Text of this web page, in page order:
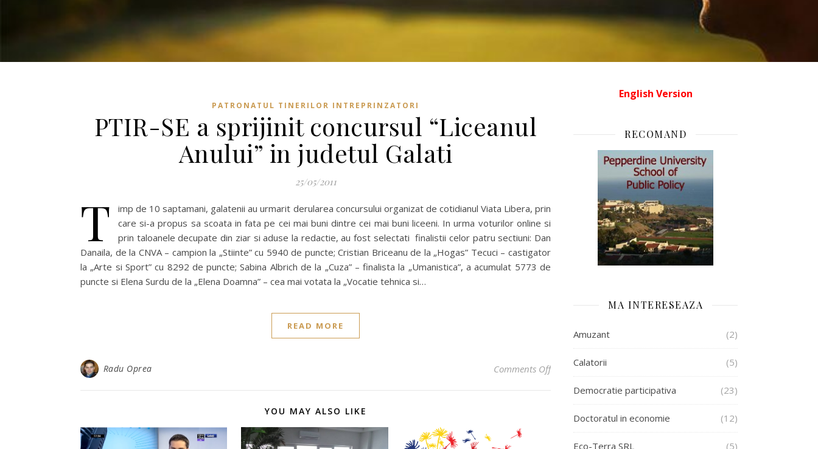
PATRONATUL TINERILOR INTREPRINZATORI
PTIR-SE a sprijinit concursul “Liceanul
Anului” in judetul Galati
25/05/2011
T
imp de 10 saptamani, galatenii au urmarit derularea concursului organizat de cotidianul Viata Libera, prin
care si-a propus sa scoata in fata pe cei mai buni dintre cei mai buni liceeni. In urma voturilor online si
prin taloanele decupate din ziar si aduse la redactie, au fost selectati finalistii celor patru sectiuni: Dan
Danaila, de la CNVA – campion la „Stiinte” cu 5940 de puncte; Cristian Briceanu de la „Hogas” Tecuci – castigator
la „Arte si Sport” cu 8292 de puncte; Sabina Albrich de la „Cuza” – finalista la „Umanistica”, a acumulat 5773 de
puncte si Elena Surdu de la „Elena Doamna” – cea mai votata la „Vocatie tehnica si…
READ MORE
Radu Oprea Comments Offon PTIR-SE a sprijinit concursul “Liceanul Anului” in judetul Galati
YOU MAY ALSO LIKE
English Version
RECOMAND
MA INTERESEAZA
Amuzant (2)
Calatorii (5)
Democratie participativa (23)
Doctoratul in economie (12)
Eco-Terra SRL (5)